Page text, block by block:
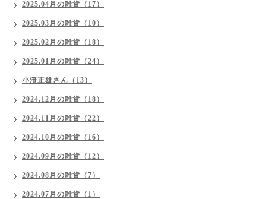
2025.04月の雑貨（17）
2025.03月の雑貨（10）
2025.02月の雑貨（18）
2025.01月の雑貨（24）
小澄正雄さん（13）
2024.12月の雑貨（18）
2024.11月の雑貨（22）
2024.10月の雑貨（16）
2024.09月の雑貨（12）
2024.08月の雑貨（7）
2024.07月の雑貨（1）